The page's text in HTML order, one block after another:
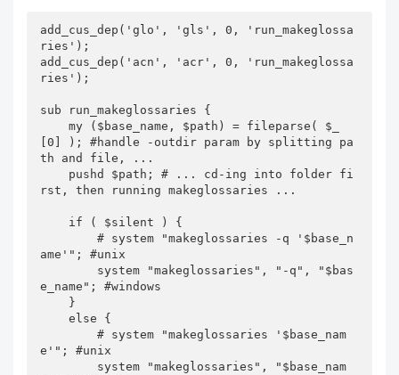
add_cus_dep('glo', 'gls', 0, 'run_makeglossa
ries');
add_cus_dep('acn', 'acr', 0, 'run_makeglossa
ries');
sub run_makeglossaries {
    my ($base_name, $path) = fileparse( $_
[0] ); #handle -outdir param by splitting pa
th and file, ...
rst, then running makeglossaries ...
        # system "makeglossaries -q '$base_n
ame'"; #unix
e_name"; #windows
    else {
        # system "makeglossaries '$base_nam
e'"; #unix